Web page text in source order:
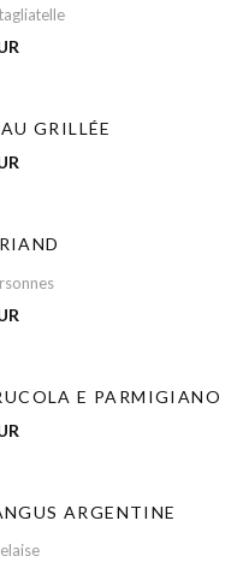
GRILLÉE
E PARMIGIANO
ARGENTINE